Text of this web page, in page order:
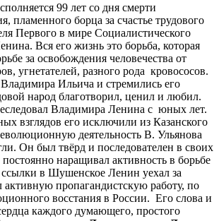
99 лет со дня смерти
пламенного борца за счастье трудового
Первого в мире Социалистического
Вся его жизнь это борьба, которая
за освобождения человечества от
угнетателей, разного рода кровососов.
Ильича и стремились его
народ благотворил, ценил и любил.
Владимира Ленина с юных лет.
взглядов его исключили из Казанского
деятельность В. Ульянова
Он был твёрд и последователен в своих
наращивал активность в борьбе
в Шушенское Ленин уехал за
активную пропагандистскую работу, по
восстания в России. Его слова и
каждого думающего, простого